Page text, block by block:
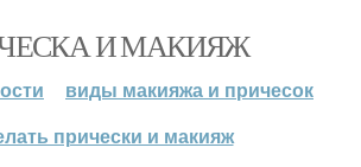
И МАКИЯЖ
виды макияжа и причесок
прически и макияж